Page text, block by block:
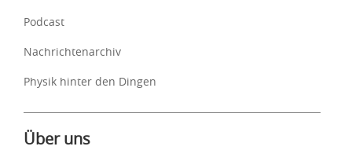
Podcast
Nachrichtenarchiv
Physik hinter den Dingen
Über uns